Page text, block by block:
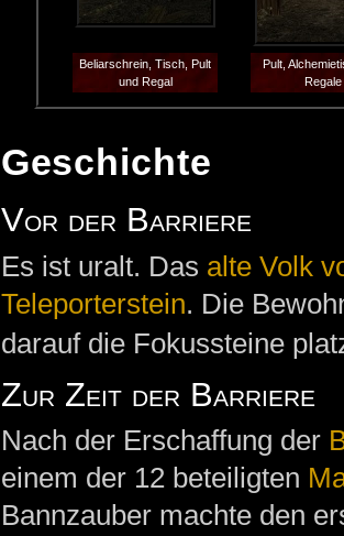
Beliarschrein, Tisch, Pult
und Regal
Pult,
Regale
Geschichte
Vor der Barriere
Es ist uralt. Das alte Volk
Teleporterstein. Die
darauf die Fokussteine
Zur Zeit der Barriere
Nach der Erschaffung der
einem der 12 beteiligten
Bannzauber machte den